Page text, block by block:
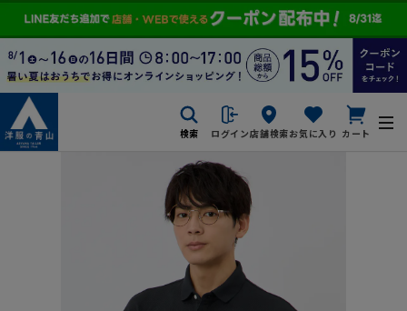
検索 ログイン店舗検索お気に入り カート